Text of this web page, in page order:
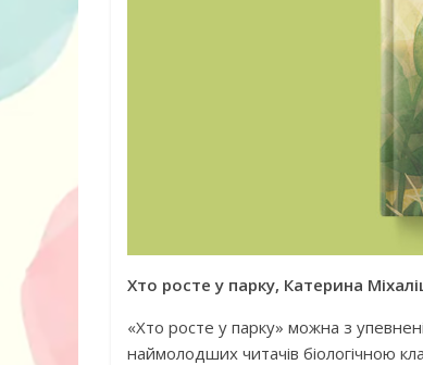
Хто росте у парку, Катерина
«Хто росте у парку» можна з
наймолодших читачів біологічною